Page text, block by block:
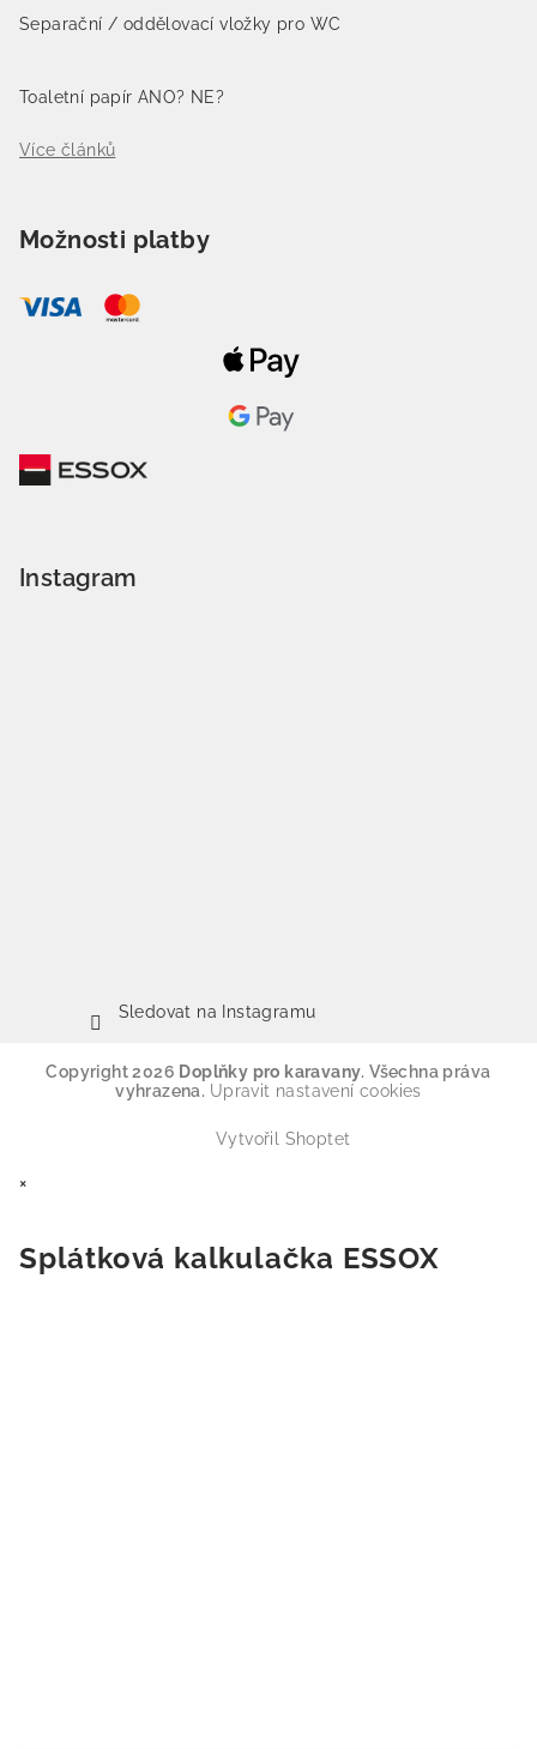
Separační / oddělovací vložky pro WC
Toaletní papír ANO? NE?
Více článků
Možnosti platby
Instagram
Sledovat na Instagramu
Copyright 2026 Doplňky pro karavany. Všechna práva
vyhrazena. Upravit nastavení cookies
Vytvořil Shoptet
×
Splátková kalkulačka ESSOX